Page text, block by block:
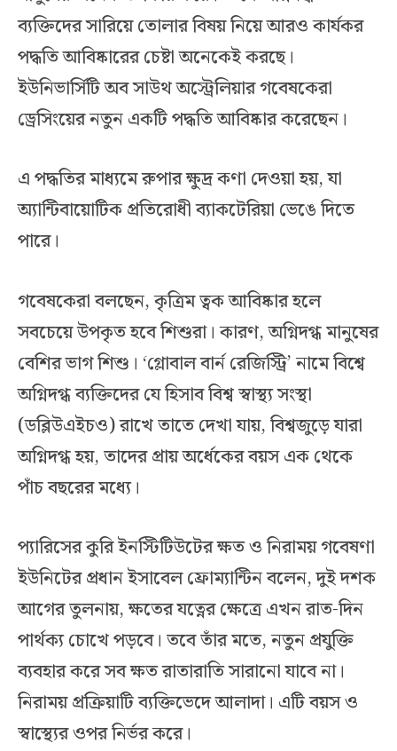
ব্যক্তিদের সারিয়ে তোলার বিষয় নিয়ে আরও কার্যকর
পদ্ধতি আবিষ্কারের চেষ্টা অনেকেই করছে।
ইউনিভার্সিটি অব সাউথ অস্ট্রেলিয়ার গবেষকেরা
ড্রেসিংয়ের নতুন একটি পদ্ধতি আবিষ্কার করেছেন।
এ পদ্ধতির মাধ্যমে রুপার ক্ষুদ্র কণা দেওয়া হয়, যা
অ্যান্টিবায়োটিক প্রতিরোধী ব্যাকটেরিয়া ভেঙে দিতে
পারে।
গবেষকেরা বলছেন, কৃত্রিম ত্বক আবিষ্কার হলে
সবচেয়ে উপকৃত হবে শিশুরা। কারণ, অগ্নিদগ্ধ মানুষের
বেশির ভাগ শিশু। ‘গ্লোবাল বার্ন রেজিস্ট্রি’ নামে বিশ্বে
অগ্নিদগ্ধ ব্যক্তিদের যে হিসাব বিশ্ব স্বাস্থ্য সংস্থা
(ডব্লিউএইচও) রাখে তাতে দেখা যায়, বিশ্বজুড়ে যারা
অগ্নিদগ্ধ হয়, তাদের প্রায় অর্ধেকের বয়স এক থেকে
পাঁচ বছরের মধ্যে।
প্যারিসের কুরি ইনস্টিটিউটের ক্ষত ও নিরাময় গবেষণা
ইউনিটের প্রধান ইসাবেল ফ্রোম্যান্টিন বলেন, দুই দশক
আগের তুলনায়, ক্ষতের যত্নের ক্ষেত্রে এখন রাত-দিন
পার্থক্য চোখে পড়বে। তবে তাঁর মতে, নতুন প্রযুক্তি
ব্যবহার করে সব ক্ষত রাতারাতি সারানো যাবে না।
নিরাময় প্রক্রিয়াটি ব্যক্তিভেদে আলাদা। এটি বয়স ও
স্বাস্থ্যের ওপর নির্ভর করে।